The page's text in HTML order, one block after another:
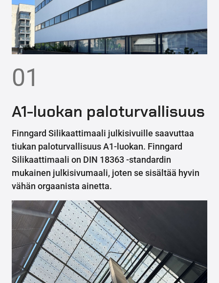
01
A1-luokan paloturvallisuus
Finngard Silikaattimaali julkisivuille saavuttaa
tiukan paloturvallisuus A1-luokan. Finngard
Silikaattimaali on DIN 18363 -standardin
mukainen julkisivumaali, joten se sisältää hyvin
vähän orgaanista ainetta.